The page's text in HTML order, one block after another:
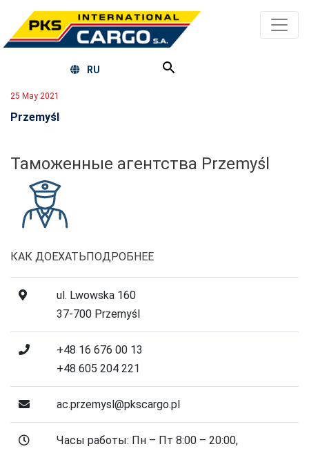
RU
25 May 2021
Przemyśl
Таможенные агентства Przemyśl
КАК ДОЕХАТЬПОДРОБНЕЕ
ul. Lwowska 160
37-700 Przemyśl
+48 16 676 00 13
+48 605 204 221
ac.przemysl@pkscargo.pl
Часы работы: Пн – Пт 8:00 – 20:00,